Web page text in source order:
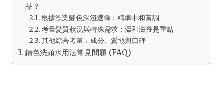
品？
根據漂染髮色深淺選擇：精準中和黃調
考量髮質狀況與特殊需求：溫和滋養是重點
其他綜合考量：成分、質地與口碑
鎖色洗頭水用法常見問題 (FAQ)